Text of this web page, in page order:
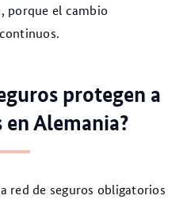
porque el cambio
protegen a
en Alemania?
red de seguros obligatorios